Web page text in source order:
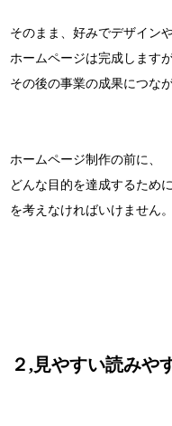
そのまま、好みでデザイン
ホームページは完成します
その後の事業の成果につな
ホームページ制作の前に、
どんな目的を達成するため
を考えなければいけません。
２,見やすい読みや